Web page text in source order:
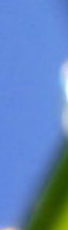
重要的節日就
親節了。或許
定逢到星期日
在感覺上似乎
熱絡。不過，
的辛苦與努力